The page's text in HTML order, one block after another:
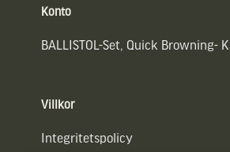
Konto
BALLISTOL-Set, Quick Browning-
Villkor
Integritetspolicy